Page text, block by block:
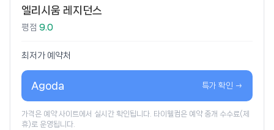
엘리시움 레지던스
평점 9.0
최저가 예약처
Agoda 특가 확인 →
가격은 예약 사이트에서 실시간 확인됩니다. 타이웰컴은 예약 중개 수수료(제
휴)로 운영됩니다.